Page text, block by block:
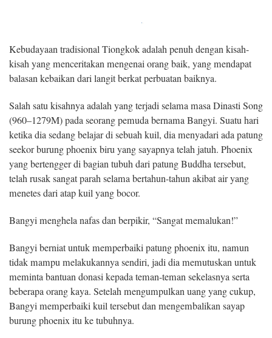
Kebudayaan tradisional Tiongkok adalah penuh dengan kisah-
kisah yang menceritakan mengenai orang baik, yang mendapat
balasan kebaikan dari langit berkat perbuatan baiknya.
Salah satu kisahnya adalah yang terjadi selama masa Dinasti Song
(960–1279M) pada seorang pemuda bernama Bangyi. Suatu hari
ketika dia sedang belajar di sebuah kuil, dia menyadari ada patung
seekor burung phoenix biru yang sayapnya telah jatuh. Phoenix
yang bertengger di bagian tubuh dari patung Buddha tersebut,
telah rusak sangat parah selama bertahun-tahun akibat air yang
menetes dari atap kuil yang bocor.
Bangyi menghela nafas dan berpikir, “Sangat memalukan!”
Bangyi berniat untuk memperbaiki patung phoenix itu, namun
tidak mampu melakukannya sendiri, jadi dia memutuskan untuk
meminta bantuan donasi kepada teman-teman sekelasnya serta
beberapa orang kaya. Setelah mengumpulkan uang yang cukup,
Bangyi memperbaiki kuil tersebut dan mengembalikan sayap
burung phoenix itu ke tubuhnya.